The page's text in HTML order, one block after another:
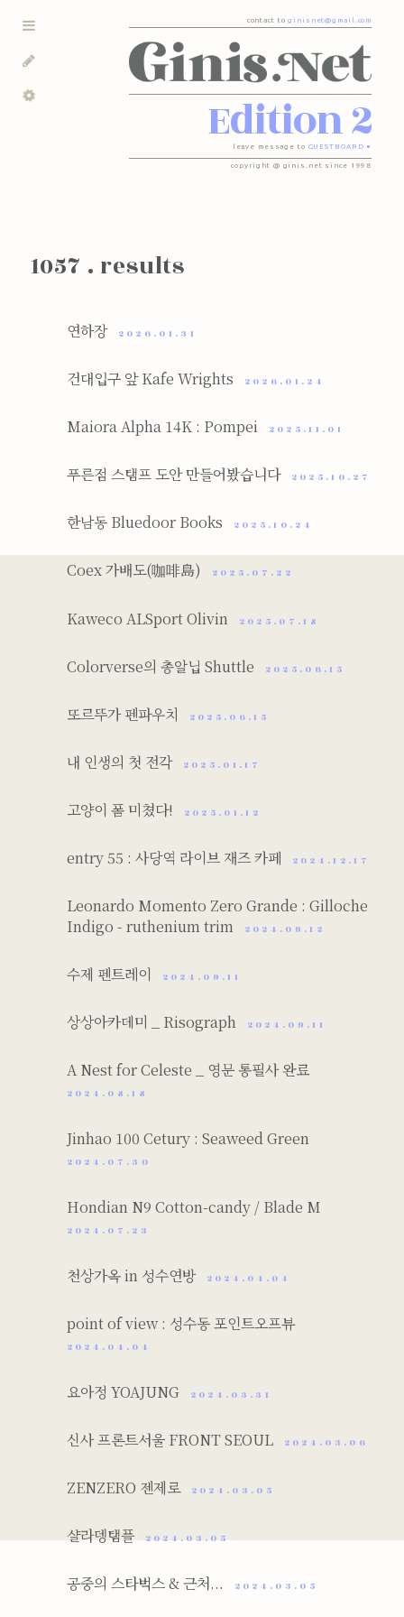
contact toginisnet@gmail.com
Edition 2
leave message to GUESTBOARD ●
copyright @ ginis.net since 1998
1057 . results
연하장 2026.01.31
건대입구 앞 Kafe Wrights 2026.01.24
Maiora Alpha 14K : Pompei 2025.11.01
푸른점 스탬프 도안 만들어봤습니다 2025.10.27
한남동 Bluedoor Books 2025.10.24
Coex 가배도(咖啡島) 2025.07.22
Kaweco ALSport Olivin 2025.07.18
Colorverse의 총알닙 Shuttle 2025.06.15
또르뚜가 펜파우치 2025.06.15
내 인생의 첫 전각 2025.01.17
고양이 폼 미쳤다! 2025.01.12
entry 55 : 사당역 라이브 재즈 카페 2024.12.17
Leonardo Momento Zero Grande : Gilloche
Indigo - ruthenium trim
2024.09.12
수제 펜트레이 2024.09.11
상상아카데미 _ Risograph 2024.09.11
A Nest for Celeste _ 영문 통필사 완료
2024.08.18
Jinhao 100 Cetury : Seaweed Green
2024.07.30
Hondian N9 Cotton-candy / Blade M
2024.07.23
천상가옥 in 성수연방 2024.04.04
point of view : 성수동 포인트오프뷰
2024.04.04
요아정 YOAJUNG 2024.03.31
신사 프론트서울 FRONT SEOUL 2024.03.06
ZENZERO 젠제로 2024.03.05
샬라뎅탬플2024.03.05
공중의 스타벅스 & 근처... 2024.03.05